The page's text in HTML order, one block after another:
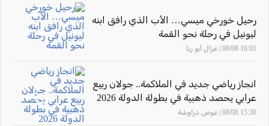
رحيل خورخي ميسي… الأب الذي رافق ابنه
ليونيل في رحلة نحو القمة
16:01 08/08 | غزال أبو ريا
انجاز رياضي جديد في الملاكمة.. جولان ربيع
عرابي يحصد ذهبية في بطولة الدولة 2026
15:30 08/08 | عوض دراوشة